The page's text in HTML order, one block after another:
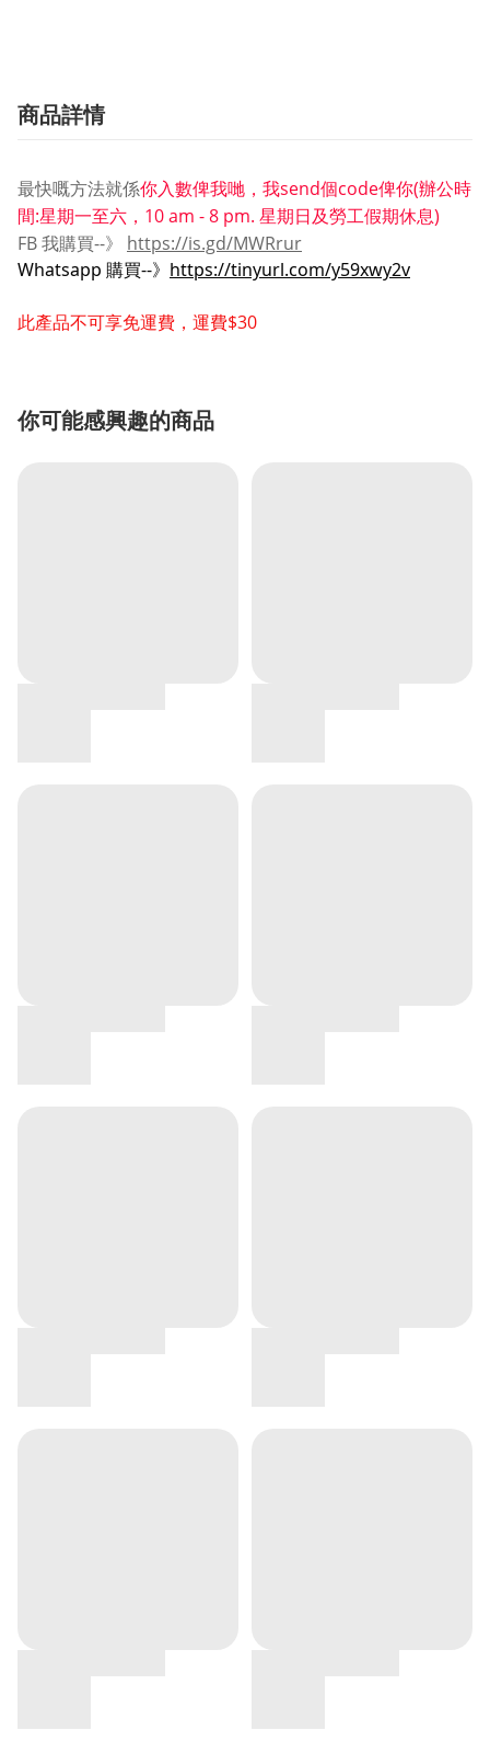
商品詳情
最快嘅方法就係你入數俾我哋，我send個code俾你(辦公時
間:星期一至六，10 am - 8 pm. 星期日及勞工假期休息)
FB 我購買--》 https://is.gd/MWRrur
Whatsapp 購買--》 https://tinyurl.com/y59xwy2v
此產品不可享免運費，運費$30
你可能感興趣的商品